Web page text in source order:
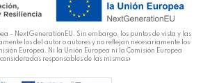
– NextGenerationEU. Sin embargo, los puntos de vista y las
los del autor o autores y no reflejan necesariamente los
Europea. Ni la Unión Europea ni la Comisión Europea
responsables de las mismas»